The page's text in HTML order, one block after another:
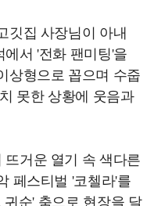
깃집 사장님이 아내
서 '전화 팬미팅'을
상형으로 꼽으며 수줍
못한 상황에 웃음과
거운 열기 속 색다른
페스티벌 '코첼라'를
순' 춤으로 현장을 달